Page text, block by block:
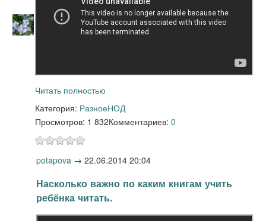
Читать полностью
Категория: РазноеНОД
Просмотров: 1 832Комментариев: 0
potapova → 22.06.2014 20:04
Насколько важно по каким книгам учить
ребёнка читать.